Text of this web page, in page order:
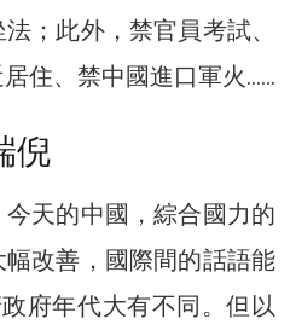
；此外，禁官員考試、
住、禁中國進口軍火……
倪
天的中國，綜合國力的
改善，國際間的話語能
府年代大有不同。但以